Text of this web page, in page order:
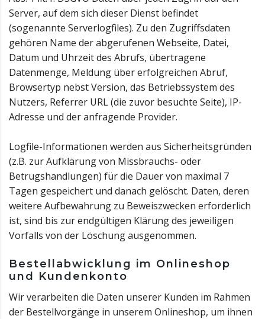
Server, auf dem sich dieser Dienst befindet
(sogenannte Serverlogfiles). Zu den Zugriffsdaten
gehören Name der abgerufenen Webseite, Datei,
Datum und Uhrzeit des Abrufs, übertragene
Datenmenge, Meldung über erfolgreichen Abruf,
Browsertyp nebst Version, das Betriebssystem des
Nutzers, Referrer URL (die zuvor besuchte Seite), IP-
Adresse und der anfragende Provider.
Logfile-Informationen werden aus Sicherheitsgründen
(z.B. zur Aufklärung von Missbrauchs- oder
Betrugshandlungen) für die Dauer von maximal 7
Tagen gespeichert und danach gelöscht. Daten, deren
weitere Aufbewahrung zu Beweiszwecken erforderlich
ist, sind bis zur endgültigen Klärung des jeweiligen
Vorfalls von der Löschung ausgenommen.
Bestellabwicklung im Onlineshop
und Kundenkonto
Wir verarbeiten die Daten unserer Kunden im Rahmen
der Bestellvorgänge in unserem Onlineshop, um ihnen